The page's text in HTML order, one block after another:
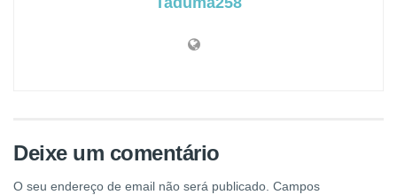
Deixe um comentário
O seu endereço de email não será publicado. Campos